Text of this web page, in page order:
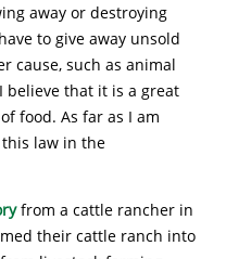
away or destroying
to give away unsold
cause, such as animal
believe that it is a great
food. As far as I am
law in the
from a cattle rancher in
their cattle ranch into